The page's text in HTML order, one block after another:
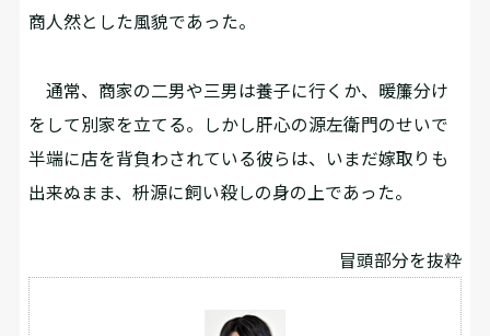
商人然とした風貌であった。
通常、商家の二男や三男は養子に行くか、暖簾分け
をして別家を立てる。しかし肝心の源左衛門のせいで
半端に店を背負わされている彼らは、いまだ嫁取りも
出来ぬまま、枡源に飼い殺しの身の上であった。
冒頭部分を抜粋